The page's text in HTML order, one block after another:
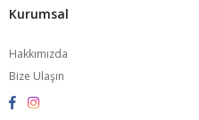
Kurumsal
Hakkımızda
Bize Ulaşın